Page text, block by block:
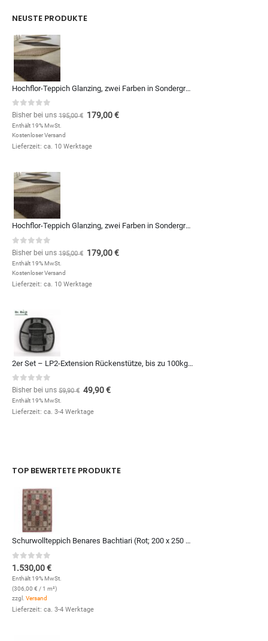
NEUSTE PRODUKTE
Hochflor-Teppich Glanzing, zwei Farben in Sondergrößen und Formen, zum Qm-Preis von (Kopie)
0out of 5
Bisher bei uns 195,00€ 179,00€
Enthält 19% MwSt.
Kostenloser Versand
Lieferzeit: ca. 10 Werktage
Hochflor-Teppich Glanzing, zwei Farben in Sondergrößen und Formen, zum Qm-Preis von
0 out of 5
Bisher bei uns 195,00€ 179,00€
Enthält 19% MwSt.
Kostenloser Versand
Lieferzeit: ca. 10 Werktage
2er Set – LP2-Extension Rückenstütze, bis zu 100kg – 10€ günstiger
0out of 5
Bisher bei uns 59,90€ 49,90€
Enthält 19% MwSt.
Lieferzeit: ca. 3-4 Werktage
TOP BEWERTETE PRODUKTE
Schurwollteppich Benares Bachtiari (Rot; 200 x 250 cm)
0 out of 5
1.530,00€
Enthält 19% MwSt.
(306,00 € / 1 m²)
zzgl. Versand
Lieferzeit: ca. 3-4 Werktage